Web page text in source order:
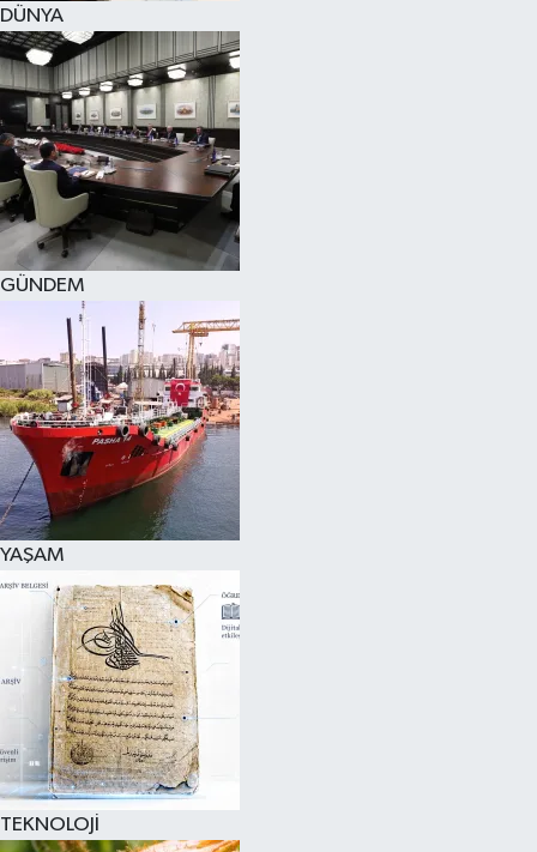
DÜNYA
GÜNDEM
YAŞAM
TEKNOLOJİ
SPOR
KÜLTÜR SANAT
FRAGMANLAR